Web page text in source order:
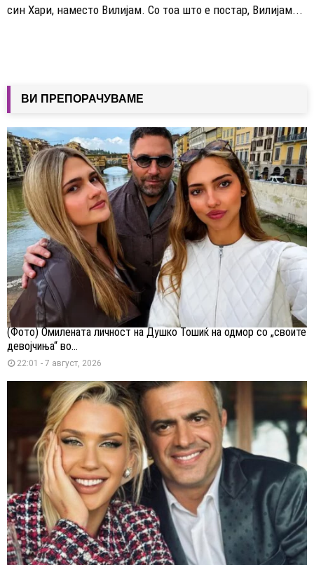
син Хари, наместо Вилијам. Со тоа што е постар, Вилијам...
ВИ ПРЕПОРАЧУВАМЕ
(Фото) Омилената личност на Душко Тошиќ на одмор со „своите
девојчиња“ во...
22:01 - 7 август, 2026